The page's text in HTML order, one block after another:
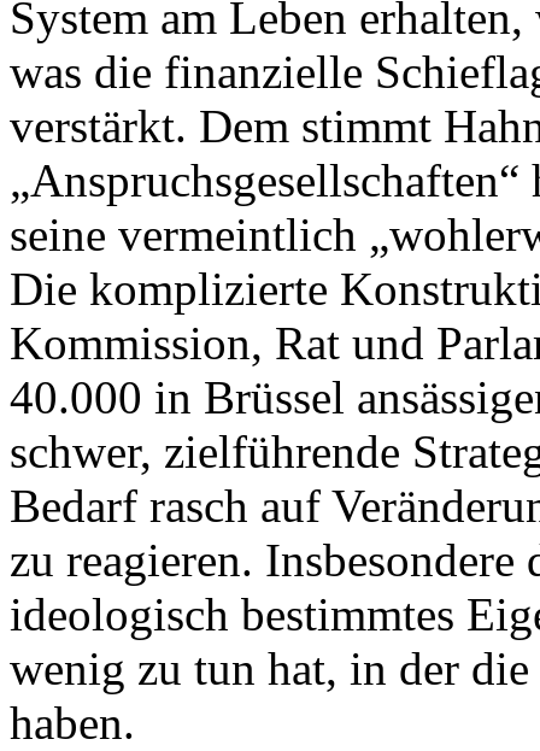
System am Leben
was die finanzielle
verstärkt. Dem stimmt
seine vermeintlich
Die komplizierte
Kommission, Rat und
40.000 in Brüssel
schwer, zielführende
Bedarf rasch auf
zu reagieren.
ideologisch bestimmtes
wenig zu tun hat, in der
haben.